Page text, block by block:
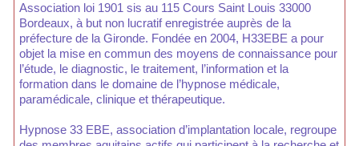
Association loi 1901 sis au 115 Cours Saint Louis 33000
Bordeaux, à but non lucratif enregistrée auprès de la
préfecture de la Gironde. Fondée en 2004, H33EBE a pour
objet la mise en commun des moyens de connaissance pour
l’étude, le diagnostic, le traitement, l’information et la
formation dans le domaine de l’hypnose médicale,
paramédicale, clinique et thérapeutique.
Hypnose 33 EBE, association d’implantation locale, regroupe